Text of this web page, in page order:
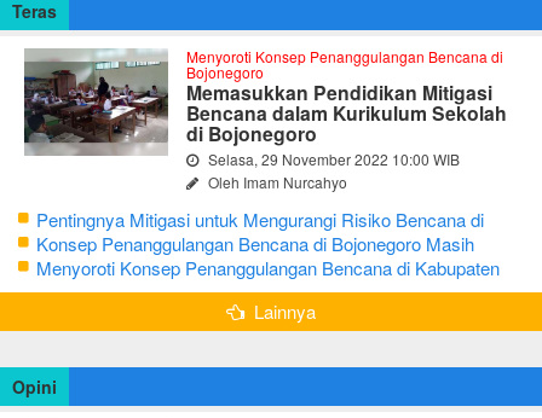
Teras
Menyoroti Konsep Penanggulangan Bencana di
Bojonegoro
Memasukkan Pendidikan Mitigasi
Bencana dalam Kurikulum Sekolah
di Bojonegoro
Selasa, 29 November 2022 10:00 WIB
Oleh Imam Nurcahyo
Pentingnya Mitigasi untuk Mengurangi Risiko Bencana di
Bojonegoro
Konsep Penanggulangan Bencana di Bojonegoro Masih
Mengutamakan Tanggap Darurat
Menyoroti Konsep Penanggulangan Bencana di Kabupaten
Bojonegoro
Lainnya
Opini